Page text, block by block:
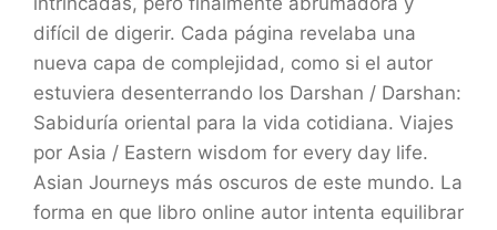
difícil de digerir. Cada página revelaba una
nueva capa de complejidad, como si el autor
estuviera desenterrando los Darshan / Darshan:
Sabiduría oriental para la vida cotidiana. Viajes
por Asia / Eastern wisdom for every day life.
Asian Journeys más oscuros de este mundo. La
forma en que libro online​ autor intenta equilibrar